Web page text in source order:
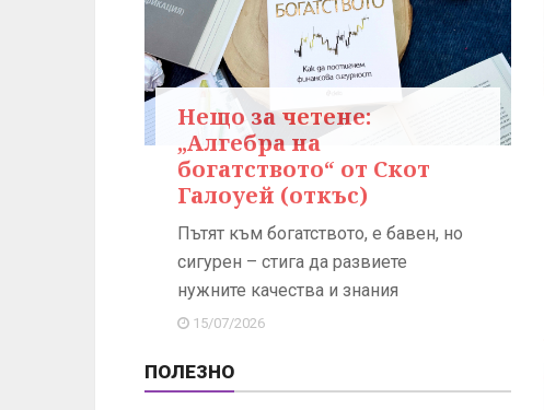
Нещо за четене:
„Алгебра на
богатството“ от Скот
Галоуей (откъс)
Пътят към богатството, е бавен, но
сигурен – стига да развиете
нужните качества и знания
15/07/2026
ПОЛЕЗНО